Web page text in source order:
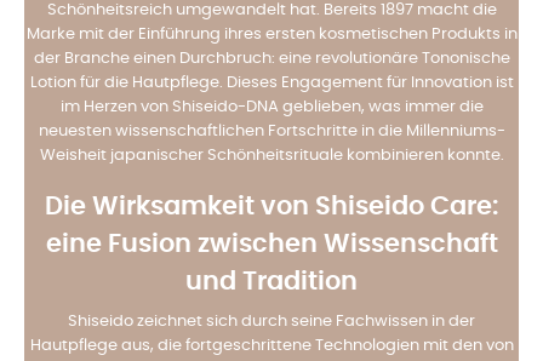
Schönheitsreich umgewandelt hat. Bereits 1897 macht die
Marke mit der Einführung ihres ersten kosmetischen Produkts in
der Branche einen Durchbruch: eine revolutionäre Tononische
Lotion für die Hautpflege. Dieses Engagement für Innovation ist
im Herzen von Shiseido-DNA geblieben, was immer die
neuesten wissenschaftlichen Fortschritte in die Millenniums-
Weisheit japanischer Schönheitsrituale kombinieren konnte.
Die Wirksamkeit von Shiseido Care:
eine Fusion zwischen Wissenschaft
und Tradition
Shiseido zeichnet sich durch seine Fachwissen in der
Hautpflege aus, die fortgeschrittene Technologien mit den von